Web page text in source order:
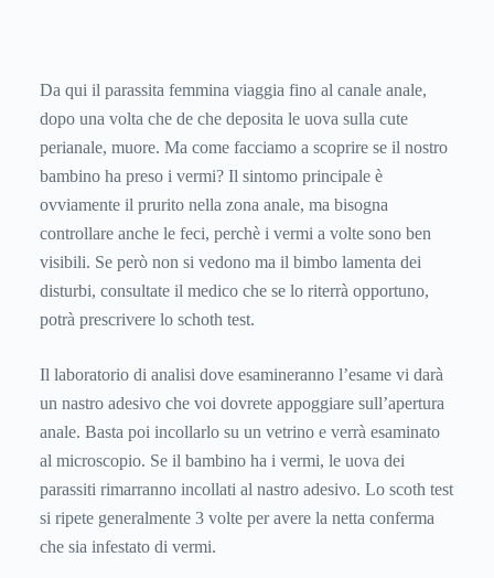
Da qui il parassita femmina viaggia fino al canale anale,
dopo una volta che de che deposita le uova sulla cute
perianale, muore. Ma come facciamo a scoprire se il nostro
bambino ha preso i vermi? Il sintomo principale è
ovviamente il prurito nella zona anale, ma bisogna
controllare anche le feci, perchè i vermi a volte sono ben
visibili. Se però non si vedono ma il bimbo lamenta dei
disturbi, consultate il medico che se lo riterrà opportuno,
potrà prescrivere lo schoth test.
Il laboratorio di analisi dove esamineranno l’esame vi darà
un nastro adesivo che voi dovrete appoggiare sull’apertura
anale. Basta poi incollarlo su un vetrino e verrà esaminato
al microscopio. Se il bambino ha i vermi, le uova dei
parassiti rimarranno incollati al nastro adesivo. Lo scoth test
si ripete generalmente 3 volte per avere la netta conferma
che sia infestato di vermi.